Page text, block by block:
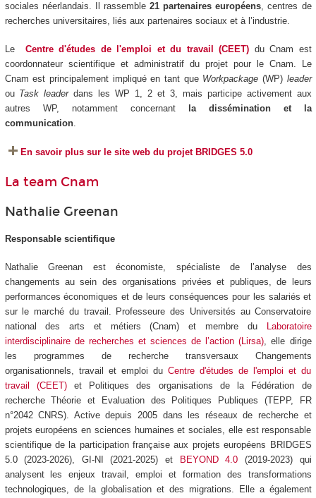
sociales néerlandais. Il rassemble21 partenaires européens , centres de
recherches universitaires, liés aux partenaires sociaux et à l’industrie.
Le Centre d'études de l'emploi et du travail (CEET) du Cnam est
coordonnateur scientifique et administratif du projet pour le Cnam. Le
Cnam est principalement impliqué en tant que Workpackage (WP) leader
ou Task leaderdans les WP 1, 2 et 3, mais participe activement aux
autres WP, notamment concernant
la dissémination et la
communication.
En savoir plus sur le site web du projet BRIDGES 5.0
La team Cnam
Nathalie Greenan
Responsable scientifique
Nathalie Greenan est économiste, spécialiste de l’analyse des
changements au sein des organisations privées et publiques, de leurs
performances économiques et de leurs conséquences pour les salariés et
sur le marché du travail. Professeure des Universités au Conservatoire
national des arts et métiers (Cnam) et membre du
Laboratoire
interdisciplinaire de recherches et sciences de l’action (Lirsa), elle dirige
les programmes de recherche transversaux Changements
organisationnels, travail et emploi du Centre d'études de l'emploi et du
travail (CEET)et Politiques des organisations de la Fédération de
recherche Théorie et Evaluation des Politiques Publiques (TEPP, FR
n°2042 CNRS). Active depuis 2005 dans les réseaux de recherche et
projets européens en sciences humaines et sociales, elle est responsable
scientifique de la participation française aux projets européens BRIDGES
5.0 (2023-2026), GI-NI (2021-2025) et
BEYOND 4.0 (2019-2023) qui
analysent les enjeux travail, emploi et formation des transformations
technologiques, de la globalisation et des migrations. Elle a également